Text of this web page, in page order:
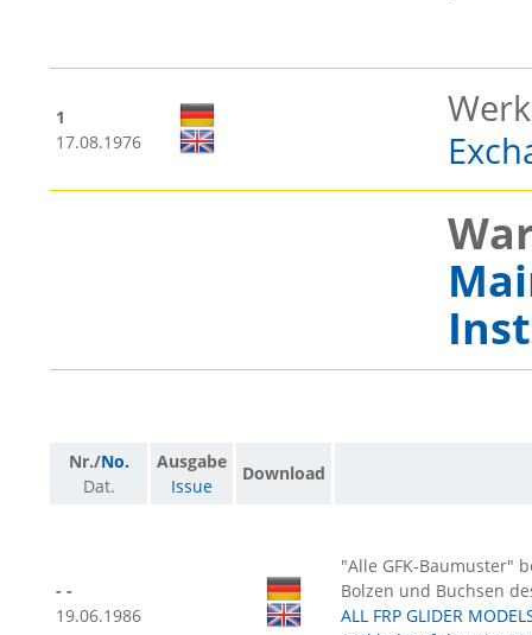
1
17.08.1976
Nr./No.
Dat.
Ausgabe
Issue
Download
- -
19.06.1986
"Alle GFK-Baumuster"
Bolzen und Buchsen
ALL FRP GLIDER